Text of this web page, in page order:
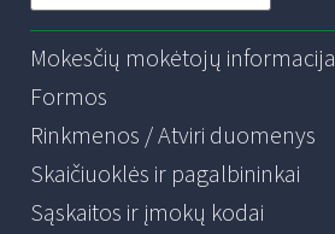
Mokesčių mokėtojų informacija
Formos
Rinkmenos / Atviri duomenys
Skaičiuoklės ir pagalbininkai
Sąskaitos ir įmokų kodai